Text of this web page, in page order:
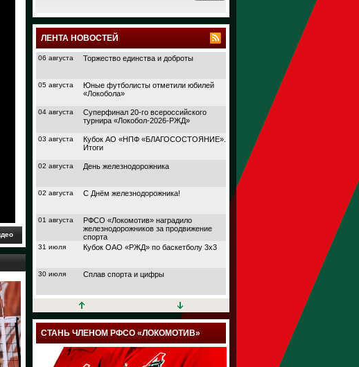
ЛЕНТА НОВОСТЕЙ
06 августа Торжество единства и доброты
05 августа
Юные футболисты отметили юбилей
«Локобола»
04 августа
Суперфинал 20-го всероссийского
турнира «Локобол-2026-РЖД»
03 августа
Кубок АО «НПФ «БЛАГОСОСТОЯНИЕ».
Итоги
02 августа День железнодорожника
02 августа С Днём железнодорожника!
01 августа
РФСО «Локомотив» наградило
железнодорожников за продвижение
спорта
31 июля Кубок ОАО «РЖД» по баскетболу 3х3
30 июля Сплав спорта и цифры
27 июля
Кубок АО «НПФ
Дорога в большой спорт
23 июля Поймали волну удачи
СТАНЬ ЧЛЕНОМ РФСО «ЛОКОМОТИВ»